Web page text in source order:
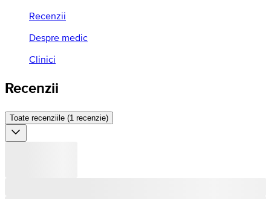
Recenzii
Despre medic
Clinici
Recenzii
Toate recenziile (1 recenzie)